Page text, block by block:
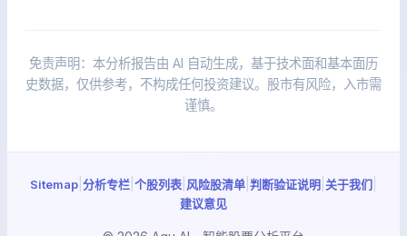
免责声明：本分析报告由 AI 自动生成，基于技术面和基本面历
史数据，仅供参考，不构成任何投资建议。股市有风险，入市需
谨慎。
Sitemap 分析专栏 个股列表 风险股清单 判断验证说明 关于我们
建议意见